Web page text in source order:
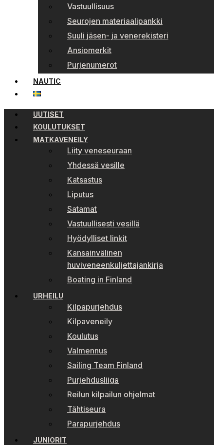
Vastuullisuus
Seurojen materiaalipankki
Suuli jäsen- ja venerekisteri
Ansiomerkit
Purjenumerot
NAUTIC
UUTISET
KOULUTUKSET
MATKAVENEILY
Liity veneseuraan
Yhdessä vesille
Katsastus
Liputus
Satamat
Vastuullisesti vesillä
Hyödylliset linkit
Kansainvälinen
huviveneenkuljettajankirja
Boating in Finland
URHEILU
Kilpapurjehdus
Kilpaveneily
Koulutus
Valmennus
Sailing Team Finland
Purjehdusliiga
Reilun kilpailun ohjelmat
Tähtiseura
Parapurjehdus
JUNIORIT